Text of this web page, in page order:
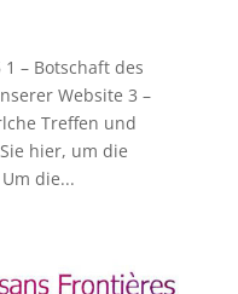
1 – Botschaft des
Website 3 –
Treffen und
hier, um die
die...